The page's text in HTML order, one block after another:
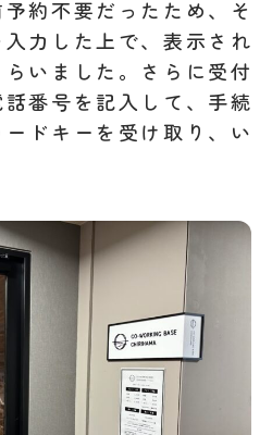
約不要だったため、そ
力した上で、表示され
いました。さらに受付
番号を記入して、手続
ドキーを受け取り、い